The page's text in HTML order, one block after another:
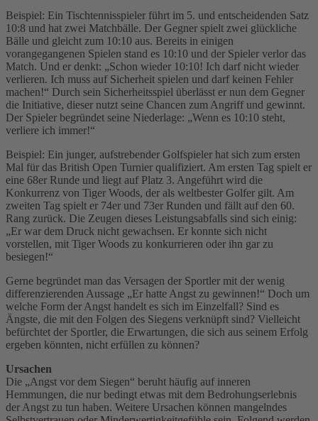
Beispiel: Ein Tischtennisspieler führt im 5. und entscheidenden Satz
10:8 und hat zwei Matchbälle. Der Gegner spielt zwei glückliche
Bälle und gleicht zum 10:10 aus. Bereits in einigen
vorangegangenen Spielen stand es 10:10 und der Spieler verlor das
Match. Und er denkt: „Schon wieder 10:10! Ich darf nicht wieder
verlieren. Ich muss auf Sicherheit spielen und darf keinen Fehler
machen!“ Durch sein Sicherheitsspiel überlässt er nun dem Gegner
die Initiative, dieser nutzt seine Chancen zum Angriff und gewinnt.
Der Spieler begründet seine Niederlage: „Wenn es 10:10 steht,
verliere ich immer!“
Beispiel: Ein junger, aufstrebender Golfspieler hat sich zum ersten
Mal für das British Open Turnier qualifiziert. Am ersten Tag spielt er
eine 68er Runde und liegt auf Platz 3. Angeführt wird die
Konkurrenz von Tiger Woods, der als weltbester Golfer gilt. Am
zweiten Tag spielt er 74er und 73er Runden und fällt auf den 60.
Rang zurück. Die Zeugen dieses Leistungsabfalls sind sich einig:
„Er war dem Druck nicht gewachsen. Er konnte sich nicht
vorstellen, mit Tiger Woods zu konkurrieren oder ihn gar zu
besiegen!“
Gerne begründet man das Versagen der Sportler mit der wenig
differenzierenden Aussage „Er hatte Angst zu gewinnen!“ Doch um
welche Form der Angst handelt es sich im Einzelfall? Sind es
Ängste, die mit den Folgen des Siegens verknüpft sind? Vielleicht
befürchtet der Sportler, die Erwartungen, die sich aus seinem Erfolg
ergeben könnten, nicht erfüllen zu können?
Ursachen
Die „Angst vor dem Siegen“ beruht häufig auf inneren
Hemmungen, die nur bedingt etwas mit dem Bedrohungserlebnis
der Angst zu tun haben. Weitere Ursachen können mangelndes